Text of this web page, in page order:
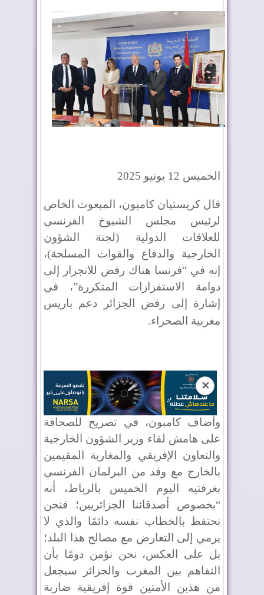
الخميس 12 يونيو 2025
قال كريستيان كامبون، المبعوث الخاص
لرئيس مجلس الشيوخ الفرنسي
للعلاقات الدولية (لجنة الشؤون
الخارجية والدفاع والقوات المسلحة)،
إنه في “فرنسا هناك رفض للانجرار إلى
دوامة الاستفزازات المتكررة”، في
إشارة إلى رفض الجزائر دعم باريس
مغربية الصحراء.
✕
وأضاف كامبون، في تصريح للصحافة
على هامش لقاء وزير الشؤون الخارجية
والتعاون الإفريقي والمغاربة المقيمين
بالخارج مع وفد من البرلمان الفرنسي
بغرفتيه اليوم الخميس بالرباط، أنه
“بخصوص أصدقائنا الجزائريين؛ فنحن
نحتفظ بالخطاب نفسه دائمًا والذي لا
يرمي إلى التعارض مع مصالح هذا البلد؛
بل على العكس، نحن نؤمن دومًا بأن
التفاهم بين المغرب والجزائر سيجعل
من هذين الأمتين قوة إفريقية ضاربة